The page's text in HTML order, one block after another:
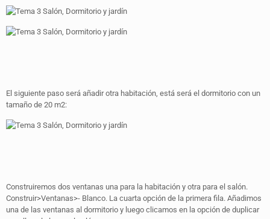
El siguiente paso será añadir otra habitación, está será el dormitorio con un
tamaño de 20 m2:
Construiremos dos ventanas una para la habitación y otra para el salón.
Construir>Ventanas>- Blanco. La cuarta opción de la primera fila. Añadimos
una de las ventanas al dormitorio y luego clicamos en la opción de duplicar